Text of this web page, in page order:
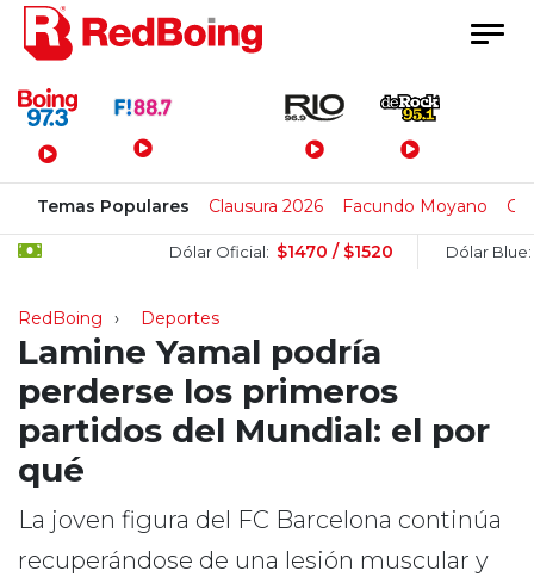
Menú Principal
Temas Populares Clausura 2026 Facundo Moyano
Dólar Oficial: $1470 / $1520 Dólar Blue:
RedBoing Deportes
Lamine Yamal podría
perderse los primeros
partidos del Mundial: el por
qué
La joven figura del FC Barcelona continúa
recuperándose de una lesión muscular y